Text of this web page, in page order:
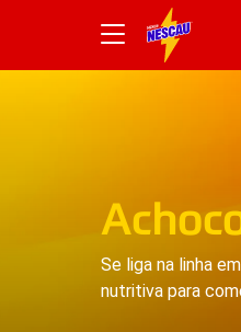
Se liga na linha
nutritiva para